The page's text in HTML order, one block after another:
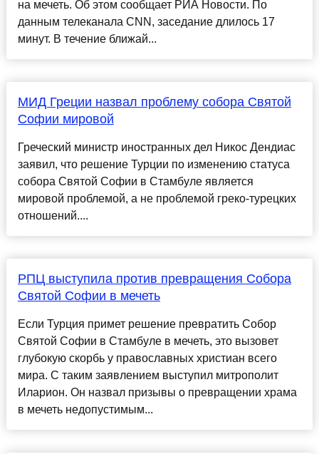
на мечеть. Об этом сообщает РИА Новости. По
данным телеканала CNN, заседание длилось 17
минут. В течение ближай...
МИД Греции назвал проблему собора Святой
Софии мировой
Греческий министр иностранных дел Никос Дендиас
заявил, что решение Турции по изменению статуса
собора Святой Софии в Стамбуле является
мировой проблемой, а не проблемой греко-турецких
отношений....
РПЦ выступила против превращения Собора
Святой Софии в мечеть
Если Турция примет решение превратить Собор
Святой Софии в Стамбуле в мечеть, это вызовет
глубокую скорбь у православных христиан всего
мира. С таким заявлением выступил митрополит
Иларион. Он назвал призывы о превращении храма
в мечеть недопустимым...